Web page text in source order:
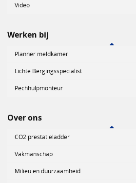
Video
Werken bij
Planner meldkamer
Lichte Bergingsspecialist
Pechhulpmonteur
Over ons
CO2 prestatieladder
Vakmanschap
Milieu en duurzaamheid